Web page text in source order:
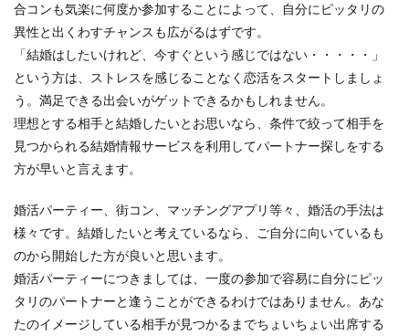
合コンも気楽に何度か参加することによって、自分にピッタリの
異性と出くわすチャンスも広がるはずです。
「結婚はしたいけれど、今すぐという感じではない・・・・・」
という方は、ストレスを感じることなく恋活をスタートしましょ
う。満足できる出会いがゲットできるかもしれません。
理想とする相手と結婚したいとお思いなら、条件で絞って相手を
見つかられる結婚情報サービスを利用してパートナー探しをする
方が早いと言えます。
婚活パーティー、街コン、マッチングアプリ等々、婚活の手法は
様々です。結婚したいと考えているなら、ご自分に向いているも
のから開始した方が良いと思います。
婚活パーティーにつきましては、一度の参加で容易に自分にピッ
タリのパートナーと逢うことができるわけではありません。あな
たのイメージしている相手が見つかるまでちょいちょい出席する